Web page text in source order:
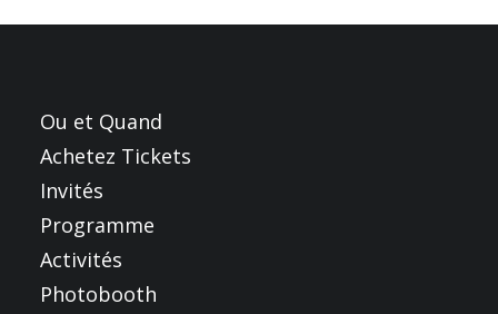
FRANÇAIS
NEDERLANDS
Ou et Quand
Achetez Tickets
Invités
Programme
Activités
Photobooth